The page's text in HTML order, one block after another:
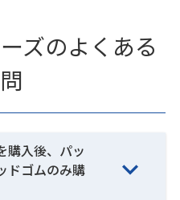
ズのよくある
購入後、パッ
ドゴムのみ購